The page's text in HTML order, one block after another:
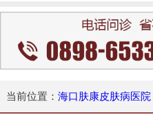
当前位置： 海口肤康皮肤病医院